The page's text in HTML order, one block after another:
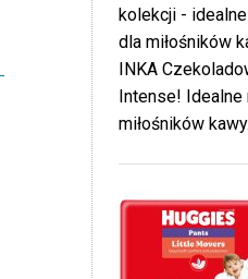
kolekcji -
dla miłośników
INKA
Intense!
miłośników kawy.